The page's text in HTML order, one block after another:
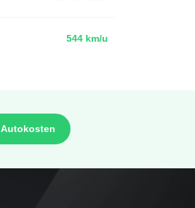
544 km/u
Autokosten